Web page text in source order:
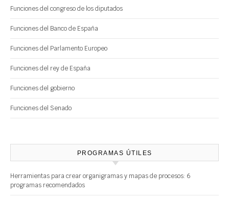
Funciones del congreso de los diputados
Funciones del Banco de España
Funciones del Parlamento Europeo
Funciones del rey de España
Funciones del gobierno
Funciones del Senado
PROGRAMAS ÚTILES
Herramientas para crear organigramas y mapas de procesos: 6
programas recomendados